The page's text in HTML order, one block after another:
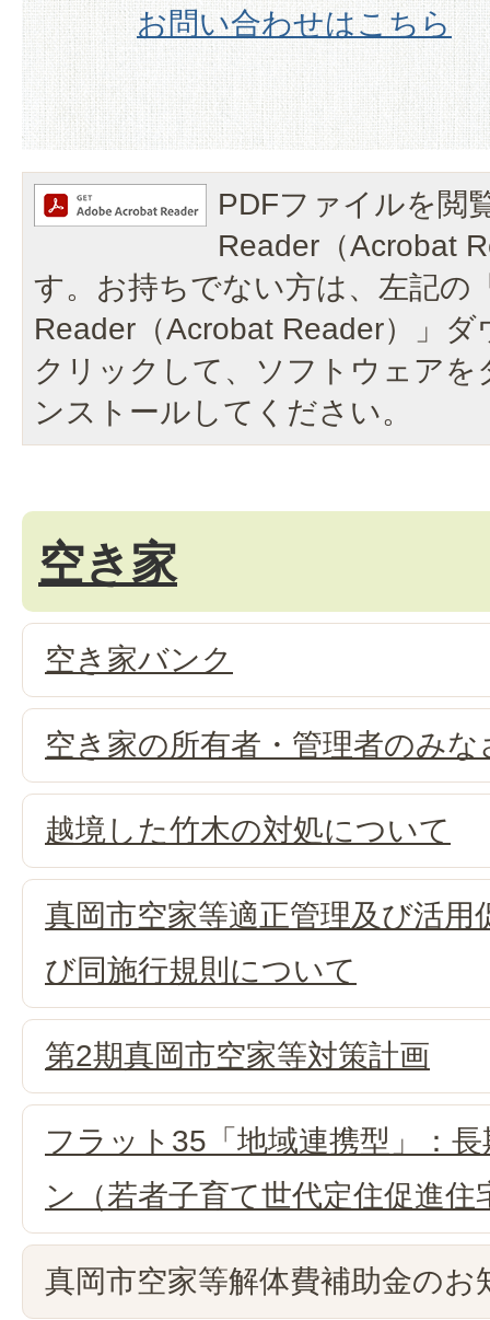
お問い合わせはこちら
PDFファイルを閲
Reader（Acrobat
す。お持ちでない方は、左記の
Reader（Acrobat Reader）」
クリックして、ソフトウェア
ンストールしてください。
空き家
空き家バンク
空き家の所有者・管理者のみな
越境した竹木の対処について
真岡市空家等適正管理及び活用
び同施行規則について
第2期真岡市空家等対策計画
フラット35「地域連携型」：
ン（若者子育て世代定住促進住
真岡市空家等解体費補助金のお